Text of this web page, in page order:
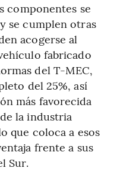
componentes se
se cumplen otras
acogerse al
fabricado
del T-MEC,
del 25%, así
más favorecida
la industria
que coloca a esos
frente a sus
Sur.